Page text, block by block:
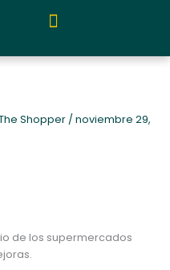
Shopper / noviembre 29,
de los supermercados